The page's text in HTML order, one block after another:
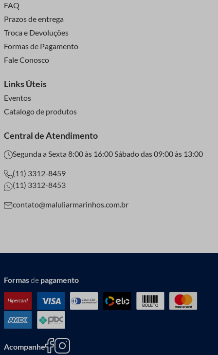
FAQ
Prazos de entrega
Troca e Devoluções
Formas de Pagamento
Fale Conosco
Links Úteis
Eventos
Catalogo de produtos
Central de Atendimento
Segunda a Sexta 8:00 às 16:00 Sábado das 09:00 às 13:00
(11) 3312-8459
(11) 3312-8453
contato@maluliarmarinhos.com.br
Formasde pagamento
Acompanhe